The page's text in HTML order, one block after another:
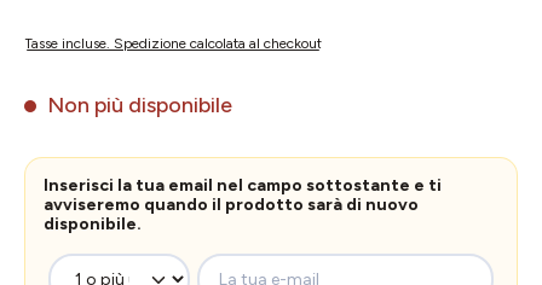
Tasse incluse. Spedizione calcolata al checkout
Non più disponibile
Inserisci la tua email nel campo sottostante e ti
avviseremo quando il prodotto sarà di nuovo
disponibile.
La tua e-mail